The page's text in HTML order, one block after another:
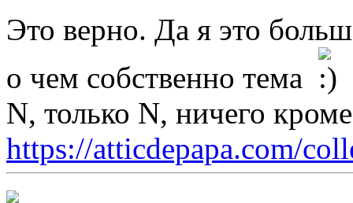
Это верно. Да я это
о чем собственно тема
N, только N, ничего
https://atticdepapa.com/